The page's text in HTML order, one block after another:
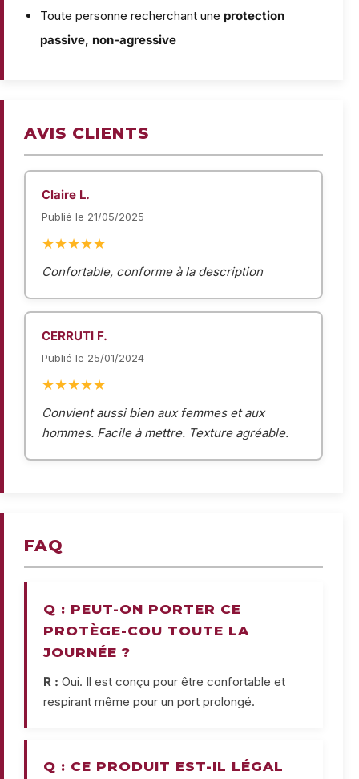
Toute personne recherchant une protection
passive, non-agressive
AVIS CLIENTS
Claire L.
Publié le 21/05/2025
★★★★★
Confortable, conforme à la description
CERRUTI F.
Publié le 25/01/2024
★★★★★
Convient aussi bien aux femmes et aux
hommes. Facile à mettre. Texture agréable.
FAQ
Q : PEUT-ON PORTER CE
PROTÈGE-COU TOUTE LA
JOURNÉE ?
R : Oui. Il est conçu pour être confortable et
respirant même pour un port prolongé.
Q : CE PRODUIT EST-IL LÉGAL